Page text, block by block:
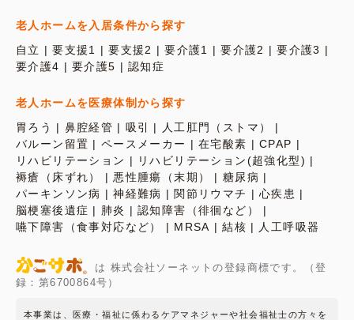
老人ホームを入居条件から探す
自立
要支援1 要支援2 要介護1 要介護2
要介護3
要介護4
要介護5 認知症
老人ホームを医療体制から探す
胃ろう
鼻腔経管 吸引
人工肛門（ストマ）
バルーン留置
ペースメーカー 在宅酸素
CPAP
リハビリテーション
リハビリテーション(超強化型)
褥瘡（床ずれ）
悪性腫瘍（末期）
糖尿病
パーキンソン病
神経難病 関節リウマチ
心疾患
脳梗塞後遺症
肺炎
認知障害（徘徊など）
嚥下障害（食事対応など）
MRSA 結核 人工呼吸器
は 株式会社ソーネットの登録商標です。（登
録：第6700864号）
本事業は、医療・福祉に係わるケアマネジャーや社会福祉士の方々を